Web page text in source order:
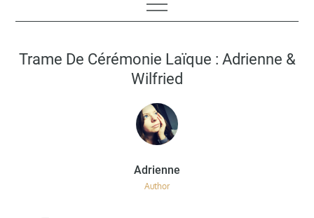
Trame De Cérémonie Laïque : Adrienne &
Wilfried
Author